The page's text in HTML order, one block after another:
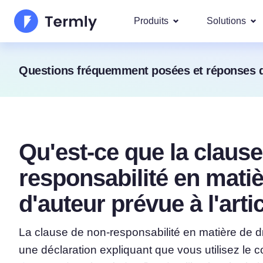
Produits
Générateur de CGU
Générateur de clause de
responsabilité
Solutions
Les
Nos
Nous
régions
À propos de nous
Actualités et
Feuille de route des
Nouveautés Termly
Questions fréquemment posées et réponses
Qu'est-ce que la
responsabilité en
d'auteur prévue à
La clause de non-responsabilité en matière de
une déclaration expliquant que vous utilisez le